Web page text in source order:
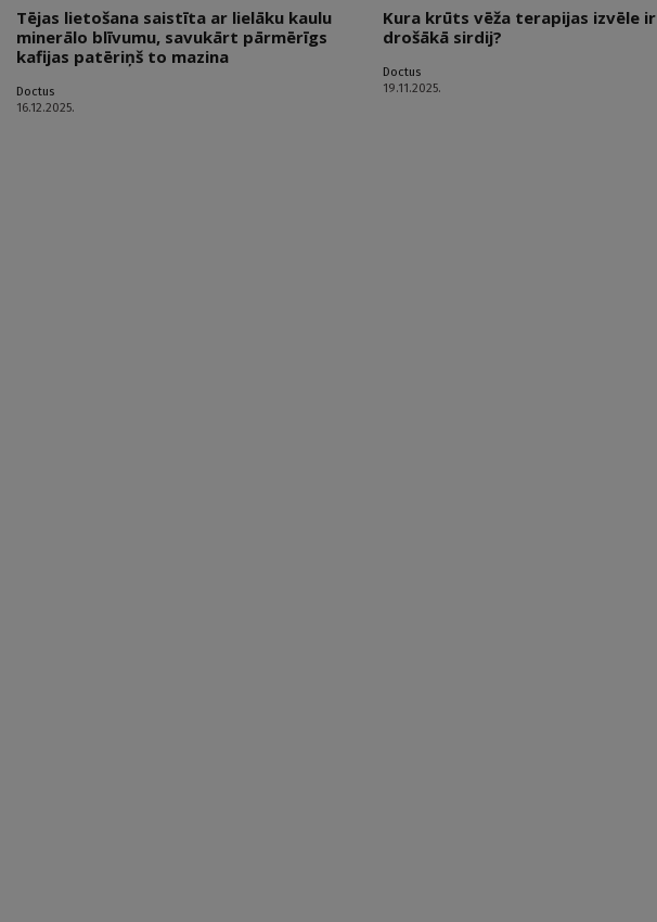
Tējas lietošana saistīta ar lielāku kaulu
minerālo blīvumu, savukārt pārmērīgs
kafijas patēriņš to mazina
Doctus
16.12.2025.
Kura krūts vēža terapijas izvēle ir
drošākā sirdij?
Doctus
19.11.2025.